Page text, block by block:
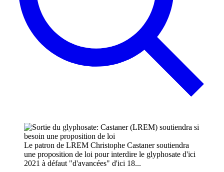
Le patron de LREM Christophe Castaner soutiendra
une proposition de loi pour interdire le glyphosate d'ici
2021 à défaut "d'avancées" d'ici 18...